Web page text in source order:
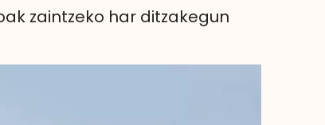
zaintzeko har ditzakegun